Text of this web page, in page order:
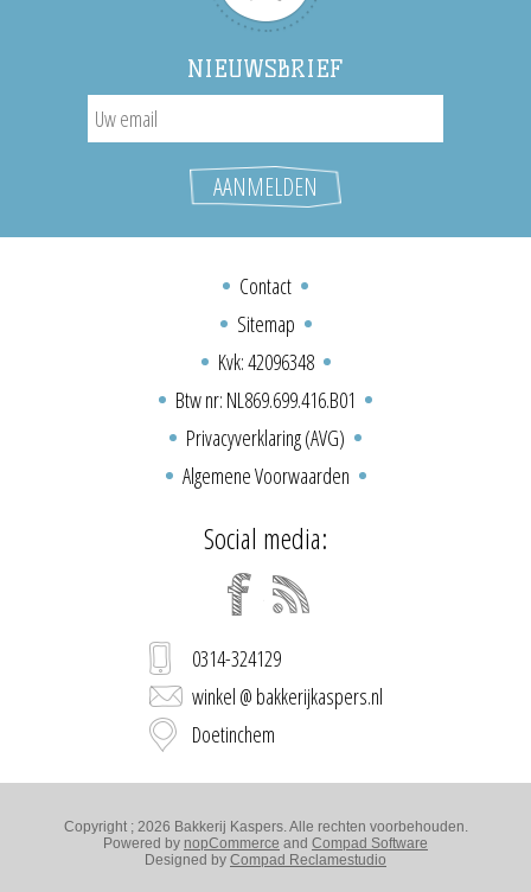
NIEUWSBRIEF
Contact
Sitemap
Kvk: 42096348
Btw nr: NL869.699.416.B01
Privacyverklaring (AVG)
Algemene Voorwaarden
Social media:
0314-324129
winkel @ bakkerijkaspers.nl
Doetinchem
Copyright ; 2026 Bakkerij Kaspers. Alle rechten voorbehouden.
Powered by nopCommerce and Compad Software
Designed by Compad Reclamestudio